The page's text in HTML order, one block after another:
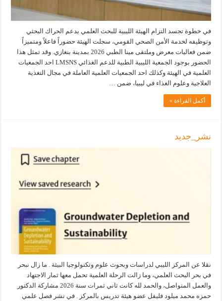
في خطوة تجسد التزام الهيئة الليبية للبحث العلمي بدعم الحراك البحثي
وتوظيفه لخدمة الأمن الصحي القومي، سجلت الهيئة حضوراً فاعلاً ومتميزاً
ضمن فعاليات معرض وملتقى مينا الطبي 2026 بمدينة بنغازي. وقد تمثل هذا
الحضور بوجود الجمعية الليبية الطبية للدعم الغذائي LMSNS احد الجمعيات
العلمية في الهيئة وكذلك احد الجمعيات العلمية العاملة في مجال التغذية
العلاجية وعلوم الغذاء في ليبيا، ضمن …
أكمل القراءة »
نشر_جديد
نقلا عن المركز الليبي لدراسات وبحوث علوم وتكنولوجيا البيئة . ما زال نبحر
في بحر البحث العلمي، وما زالت الرحلة العلمية تحمل معها ثمار الاجتهاد
والعمل المتواصل، والحمد لله كانت ثاني ثمرات سنة 2026 مشاركة الدكتور
حمزه محمد ميلود فليفل عضو هيئة تدريس بالمركز . في نشر فصل علمي